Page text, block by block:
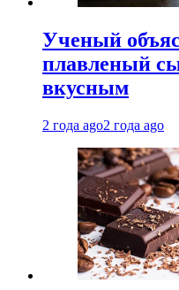
Ученый
плавленый
вкусным
2 года ago2 года ago